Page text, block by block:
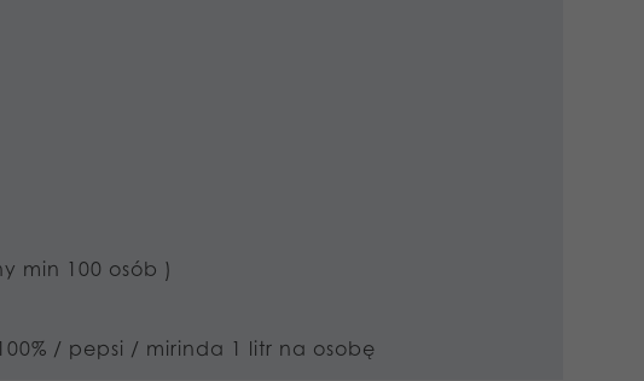
min 100 osób )
/ pepsi / mirinda 1 litr na osobę